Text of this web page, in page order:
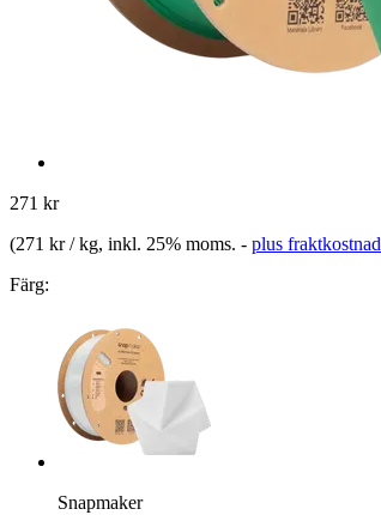
271 kr
(271 kr / kg, inkl. 25% moms. - plus
Färg:
Snapmaker